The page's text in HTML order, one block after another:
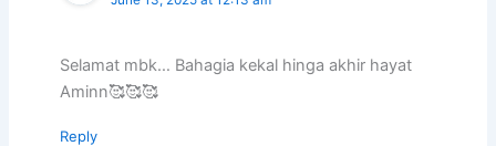
Selamat mbk… Bahagia kekal hinga akhir hayat
Aminn🥰🥰🥰
Reply